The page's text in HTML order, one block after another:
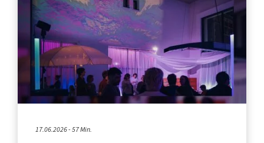
17.06.2026 - 57 Min.